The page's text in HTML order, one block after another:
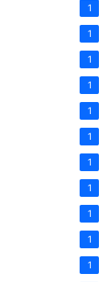
1
1
1
1
1
1
1
1
1
1
1